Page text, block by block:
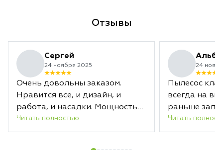
Отзывы
Сергей
24 ноября 2025
Очень довольны заказом.
Нравится все, и дизайн, и
работа, и насадки. Мощность
отличная. Заряда хватает
надолго. А новая насадка с
Читать полностью
24
Пылесос
всегда на
раньше
срока.
Читать